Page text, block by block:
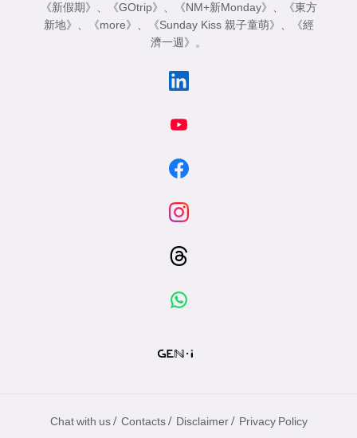
《新假期》 、 《GOtrip》 、 《NM+新Monday》 、
《東方
新地》 、 《more》 、 《Sunday Kiss 親子童萌》 、
《經
濟一週》 。
Chat with us / Contacts / Disclaimer / Privacy Policy